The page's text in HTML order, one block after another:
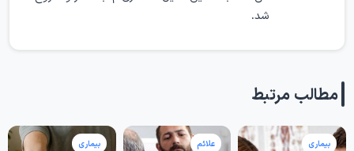
شد.
مطالب مرتبط
بیماری علائم بیماری